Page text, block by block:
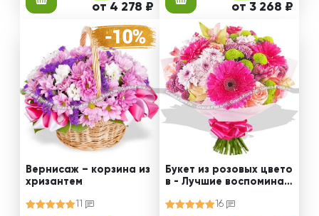
от 4 278 ₽ от 3 268 ₽
Вернисаж – корзина из
хризантем
11
Букет из розовых цвето
в - Лучшие воспоминан
16